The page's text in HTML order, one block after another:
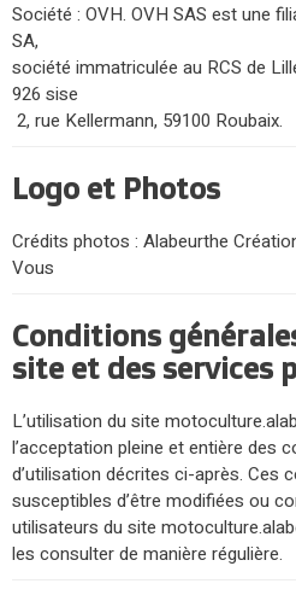
Société : OVH. OVH SAS est une
SA,
société immatriculée au RCS de
926 sise
2, rue Kellermann, 59100 Roubaix.
Logo et Photos
Crédits photos : Alabeurthe
Vous
Conditions
site et des services
L’utilisation du site
l’acceptation pleine et entière des
d’utilisation décrites ci-après. Ces
susceptibles d’être modifiées ou
utilisateurs du site
les consulter de manière régulière.